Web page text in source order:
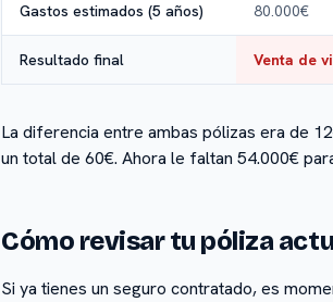
Gastos estimados (5 años) 80.000€
Resultado final Venta de
La diferencia entre ambas pólizas era de
un total de 60€. Ahora le faltan 54.000€
Cómo revisar tu póliza
Si ya tienes un seguro contratado, es